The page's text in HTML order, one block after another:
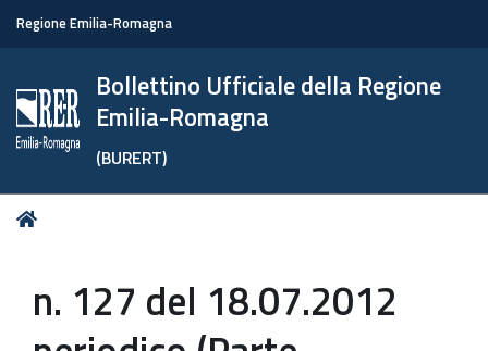
Regione Emilia-Romagna
Bollettino Ufficiale della Regione
Emilia-Romagna
(BURERT)
Tu
n. 127 del 18.07.2012